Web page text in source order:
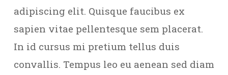
adipiscing elit. Quisque faucibus ex
sapien vitae pellentesque sem placerat.
In id cursus mi pretium tellus duis
convallis. Tempus leo eu aenean sed diam